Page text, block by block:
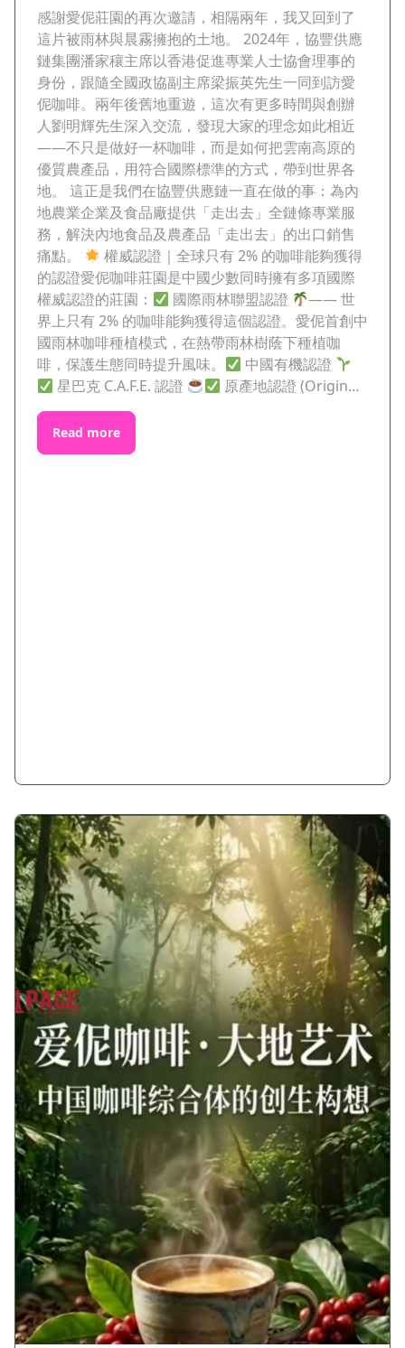
感謝愛伲莊園的再次邀請，相隔兩年，我又回到了
這片被雨林與晨霧擁抱的土地。 2024年，協豐供應
鏈集團潘家穰主席以香港促進專業人士協會理事的
身份，跟隨全國政協副主席梁振英先生一同到訪愛
伲咖啡。兩年後舊地重遊，這次有更多時間與創辦
人劉明輝先生深入交流，發現大家的理念如此相近
——不只是做好一杯咖啡，而是如何把雲南高原的
優質農產品，用符合國際標準的方式，帶到世界各
地。 這正是我們在協豐供應鏈一直在做的事：為內
地農業企業及食品廠提供「走出去」全鏈條專業服
務，解決內地食品及農產品「走出去」的出口銷售
痛點。
權威認證｜全球只有 2% 的咖啡能夠獲得
的認證愛伲咖啡莊園是中國少數同時擁有多項國際
權威認證的莊園：
國際雨林聯盟認證
—— 世
界上只有 2% 的咖啡能夠獲得這個認證。愛伲首創中
國雨林咖啡種植模式，在熱帶雨林樹蔭下種植咖
啡，保護生態同時提升風味。
中國有機認證
星巴克 C.A.F.E. 認證
原產地認證 (Origin…
Read more